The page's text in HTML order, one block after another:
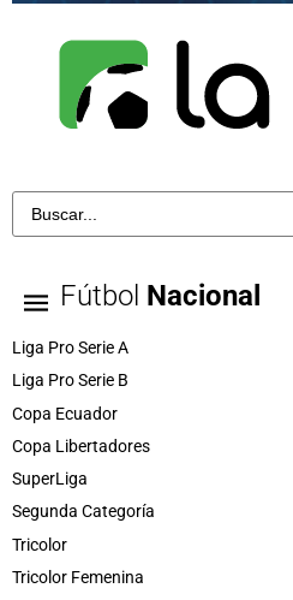
Fútbol Nacional
Liga Pro Serie A
Liga Pro Serie B
Copa Ecuador
Copa Libertadores
SuperLiga
Segunda Categoría
Tricolor
Tricolor Femenina